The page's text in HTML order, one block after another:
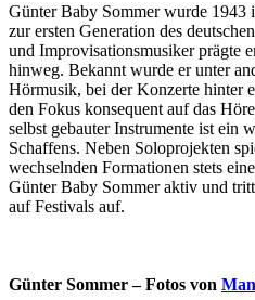
Günter Baby Sommer wurde 1943
zur ersten Generation des
und Improvisationsmusiker prägte
hinweg. Bekannt wurde er unter
Hörmusik, bei der Konzerte hinter
den Fokus konsequent auf das
selbst gebauter Instrumente ist ein
Schaffens. Neben Soloprojekten
wechselnden Formationen stets
Günter Baby Sommer aktiv und
auf Festivals auf.
Günter Sommer – Fotos von